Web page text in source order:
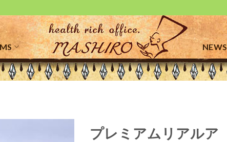
NEWS
プレミアムリアルア